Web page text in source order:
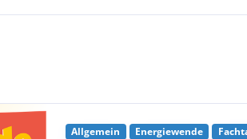
Allgemein Energiewende